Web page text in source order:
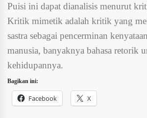
Puisi ini dapat dianalisis menurut
Kritik mimetik adalah kritik yang
sastra sebagai pencerminan
manusia, banyaknya bahasa retorik
kehidupannya.
Bagikan ini:
Facebook X